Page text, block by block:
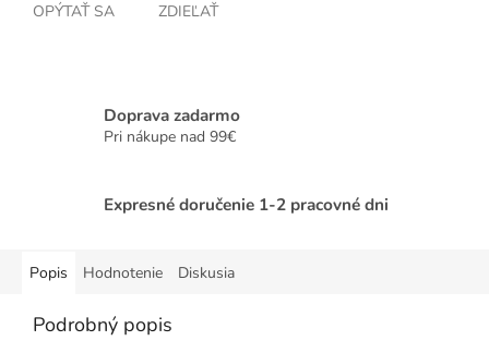
OPÝTAŤ SA ZDIEĽAŤ
Doprava zadarmo
Pri nákupe nad 99€
Expresné doručenie 1-2 pracovné dni
Popis Hodnotenie Diskusia
Podrobný popis